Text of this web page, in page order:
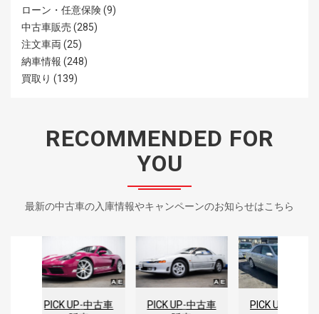
ローン・任意保険(9)
中古車販売 (285)
注文車両 (25)
納車情報 (248)
買取り (139)
RECOMMENDED FOR
YOU
最新の中古車の入庫情報やキャンペーンのお知らせはこちら
PICK UP-中古車
PICK UP-中古車
PICK UP-買取り